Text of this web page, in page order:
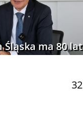
Śląska ma 80 lat
32